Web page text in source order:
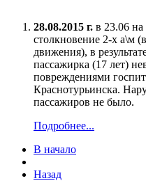
28.08.2015 г. в 23.06
столкновение 2-х а\м
движения), в
пассажирка (17 лет)
повреждениями
Краснотурьинска.
пассажиров не было.
Подробнее...
В начало
Назад